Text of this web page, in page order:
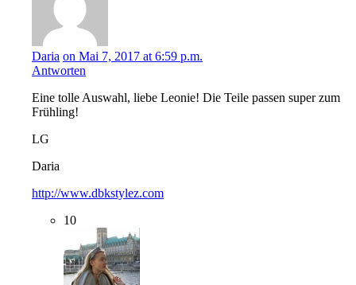
Daria on Mai 7, 2017 at 6:59 p.m.
Antworten
Eine tolle Auswahl, liebe Leonie! Die Teile passen super zum
Frühling!
LG
Daria
http://www.dbkstylez.com
10